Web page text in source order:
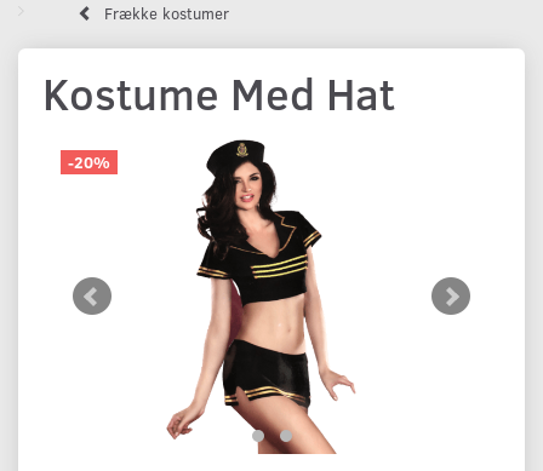
Frække kostumer
Kostume Med Hat
-20%